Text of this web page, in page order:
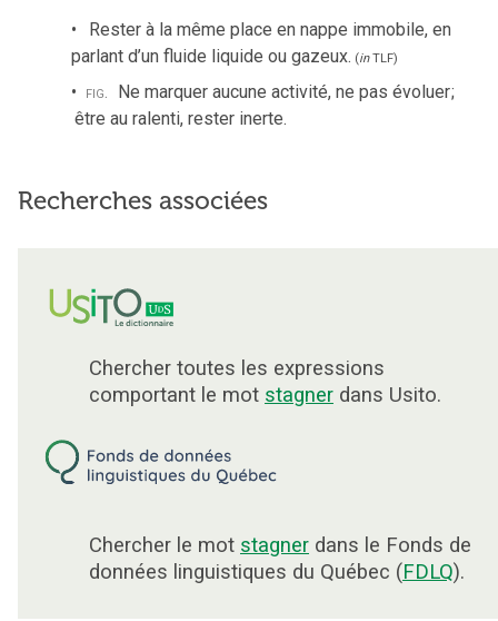
Rester à la même place en nappe immobile, en
parlant d’un fluide liquide ou gazeux. (inTLF)
fig. Ne marquer aucune activité, ne pas évoluer;
être au ralenti, rester inerte.
Recherches associées
Chercher toutes les expressions
comportant le mot stagner dans Usito.
Chercher le mot stagner dans le Fonds de
données linguistiques du Québec (FDLQ).